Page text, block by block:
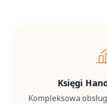
Księgi
Kompleksowa